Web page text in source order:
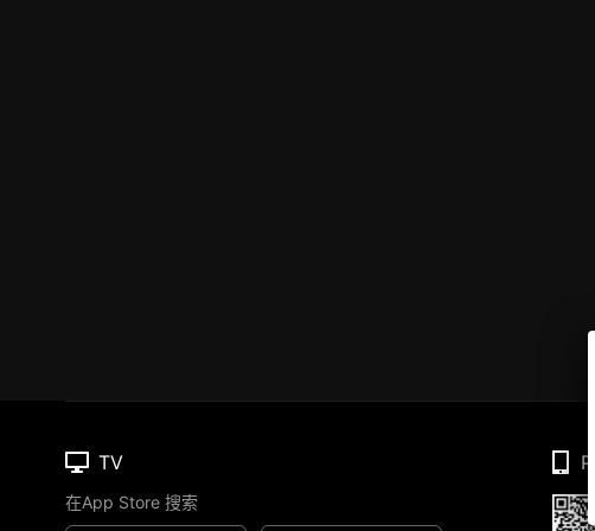
TV
在App Store 搜索